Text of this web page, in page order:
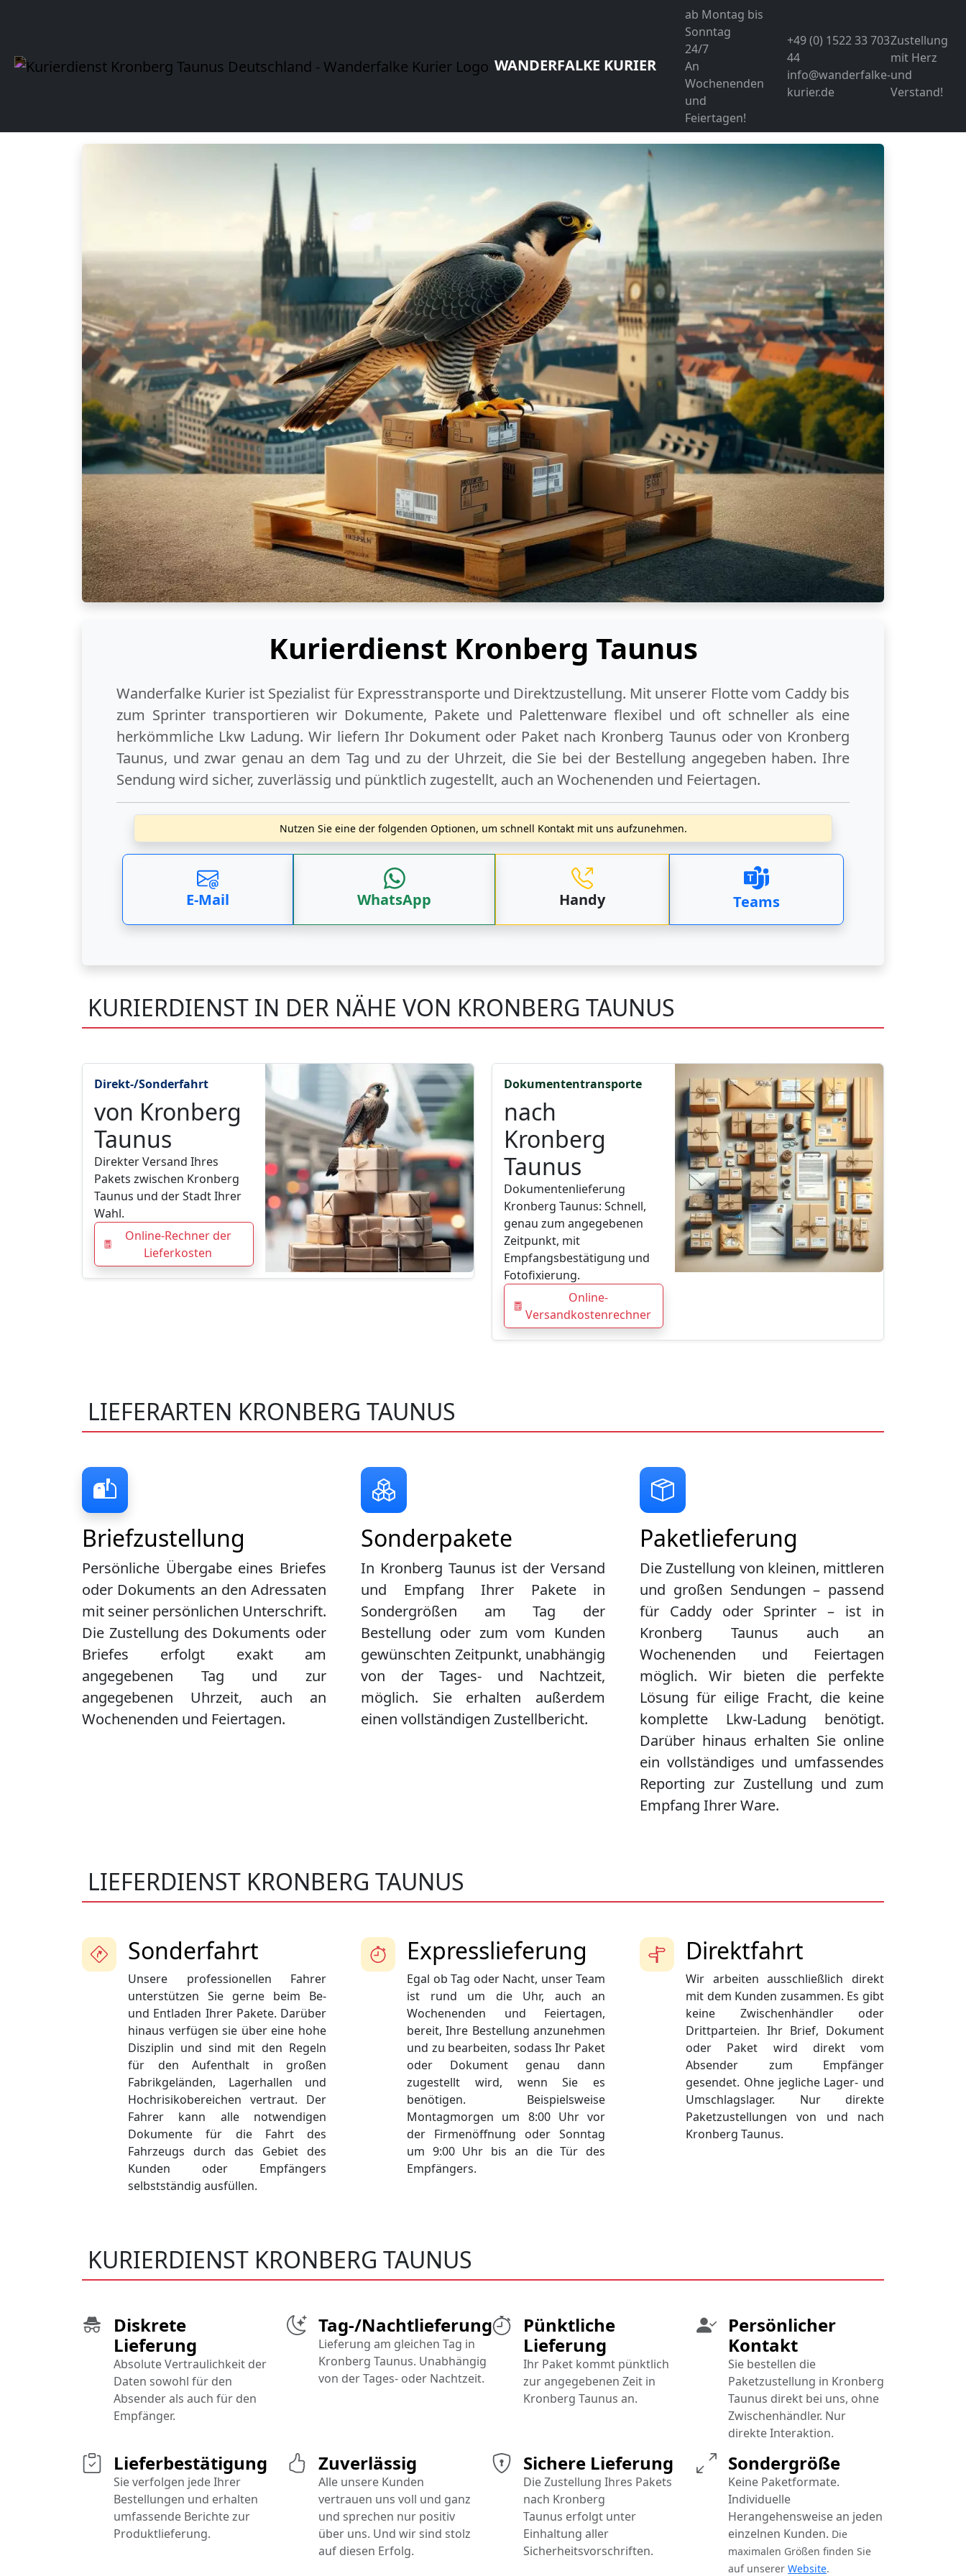
WANDERFALKE KURIER
ab Montag bis
Sonntag
24/7
An
Wochenenden
und
Feiertagen!
+49 (0) 1522 33 703
44
info@wanderfalke-
kurier.de
Zustellung
mit Herz
und
Verstand!
Kurierdienst Kronberg Taunus
Wanderfalke Kurier ist Spezialist für Expresstransporte und Direktzustellung. Mit unserer Flotte vom Caddy bis
zum Sprinter transportieren wir Dokumente, Pakete und Palettenware flexibel und oft schneller als eine
herkömmliche Lkw Ladung. Wir liefern Ihr Dokument oder Paket nach Kronberg Taunus oder von Kronberg
Taunus, und zwar genau an dem Tag und zu der Uhrzeit, die Sie bei der Bestellung angegeben haben. Ihre
Sendung wird sicher, zuverlässig und pünktlich zugestellt, auch an Wochenenden und Feiertagen.
Nutzen Sie eine der folgenden Optionen, um schnell Kontakt mit uns aufzunehmen.
E-Mail WhatsApp Handy Teams
KURIERDIENST IN DER NÄHE VON KRONBERG TAUNUS
Direkt-/Sonderfahrt
von Kronberg
Taunus
Direkter Versand Ihres
Pakets zwischen Kronberg
Taunus und der Stadt Ihrer
Wahl.
Online-Rechner der
Lieferkosten
Dokumententransporte
nach
Kronberg
Taunus
Dokumentenlieferung
Kronberg Taunus: Schnell,
genau zum angegebenen
Zeitpunkt, mit
Empfangsbestätigung und
Fotofixierung.
Online-
Versandkostenrechner
LIEFERARTEN KRONBERG TAUNUS
Briefzustellung
Persönliche Übergabe eines Briefes
oder Dokuments an den Adressaten
mit seiner persönlichen Unterschrift.
Die Zustellung des Dokuments oder
Briefes erfolgt exakt am
angegebenen Tag und zur
angegebenen Uhrzeit, auch an
Wochenenden und Feiertagen.
Paketlieferung
Die Zustellung von kleinen, mittleren
und großen Sendungen – passend
für Caddy oder Sprinter – ist in
Kronberg Taunus auch an
Wochenenden und Feiertagen
möglich. Wir bieten die perfekte
Lösung für eilige Fracht, die keine
komplette Lkw-Ladung benötigt.
Darüber hinaus erhalten Sie online
ein vollständiges und umfassendes
Reporting zur Zustellung und zum
Empfang Ihrer Ware.
Sonderpakete
In Kronberg Taunus ist der Versand
und Empfang Ihrer Pakete in
Sondergrößen am Tag der
Bestellung oder zum vom Kunden
gewünschten Zeitpunkt, unabhängig
von der Tages- und Nachtzeit,
möglich. Sie erhalten außerdem
einen vollständigen Zustellbericht.
LIEFERDIENST KRONBERG TAUNUS
Sonderfahrt
Unsere professionellen Fahrer
unterstützen Sie gerne beim Be-
und Entladen Ihrer Pakete. Darüber
hinaus verfügen sie über eine hohe
Disziplin und sind mit den Regeln
für den Aufenthalt in großen
Fabrikgeländen, Lagerhallen und
Hochrisikobereichen vertraut. Der
Fahrer kann alle notwendigen
Dokumente für die Fahrt des
Fahrzeugs durch das Gebiet des
Kunden oder Empfängers
selbstständig ausfüllen.
Direktfahrt
Wir arbeiten ausschließlich direkt
mit dem Kunden zusammen. Es gibt
keine Zwischenhändler oder
Drittparteien. Ihr Brief, Dokument
oder Paket wird direkt vom
Absender zum Empfänger
gesendet. Ohne jegliche Lager- und
Umschlagslager. Nur direkte
Paketzustellungen von und nach
Kronberg Taunus.
Expresslieferung
Egal ob Tag oder Nacht, unser Team
ist rund um die Uhr, auch an
Wochenenden und Feiertagen,
bereit, Ihre Bestellung anzunehmen
und zu bearbeiten, sodass Ihr Paket
oder Dokument genau dann
zugestellt wird, wenn Sie es
benötigen. Beispielsweise
Montagmorgen um 8:00 Uhr vor
der Firmenöffnung oder Sonntag
um 9:00 Uhr bis an die Tür des
Empfängers.
KURIERDIENST KRONBERG TAUNUS
Pünktliche
Lieferung
Ihr Paket kommt pünktlich
zur angegebenen Zeit in
Kronberg Taunus an.
Sichere Lieferung
Die Zustellung Ihres Pakets
nach Kronberg
Taunus erfolgt unter
Einhaltung aller
Sicherheitsvorschriften.
Diskrete
Lieferung
Absolute Vertraulichkeit der
Daten sowohl für den
Absender als auch für den
Empfänger.
Tag-/Nachtlieferung
Lieferung am gleichen Tag in
Kronberg Taunus. Unabhängig
von der Tages- oder Nachtzeit.
Persönlicher
Kontakt
Sie bestellen die
Paketzustellung in Kronberg
Taunus direkt bei uns, ohne
Zwischenhändler. Nur
direkte Interaktion.
Sondergröße
Keine Paketformate.
Individuelle
Herangehensweise an jeden
einzelnen Kunden. Die
maximalen Größen finden Sie
auf unserer Website.
Lieferbestätigung
Sie verfolgen jede Ihrer
Bestellungen und erhalten
umfassende Berichte zur
Produktlieferung.
Zuverlässig
Alle unsere Kunden
vertrauen uns voll und ganz
und sprechen nur positiv
über uns. Und wir sind stolz
auf diesen Erfolg.